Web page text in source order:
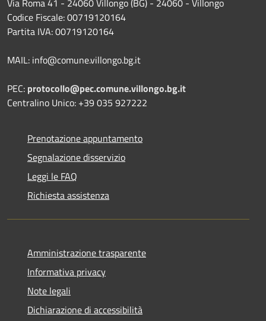
Via Roma 41 - 24060 Villongo (BG) - 24060 - Villongo
Codice Fiscale: 00719120164
Partita IVA: 00719120164
MAIL: info@comune.villongo.bg.it
PEC: protocollo@pec.comune.villongo.bg.it
Centralino Unico: +39 035 927222
Prenotazione appuntamento
Segnalazione disservizio
Leggi le FAQ
Richiesta assistenza
Amministrazione trasparente
Informativa privacy
Note legali
Dichiarazione di accessibilità